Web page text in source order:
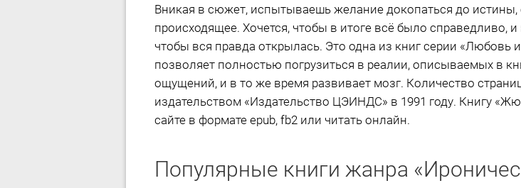
Вникая в сюжет, испытываешь желание докопаться до
происходящее. Хочется, чтобы в итоге всё было справедливо,
чтобы вся правда открылась. Это одна из книг серии «Любовь
позволяет полностью погрузиться в реалии, описываемых в
ощущений, и в то же время развивает мозг. Количество
издательством «Издательство ЦЭИНДС» в 1991 году. Книгу
сайте в формате epub, fb2 или читать онлайн.
Популярные книги жанра